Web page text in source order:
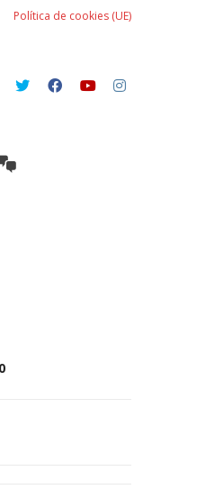
Política de cookies (UE)